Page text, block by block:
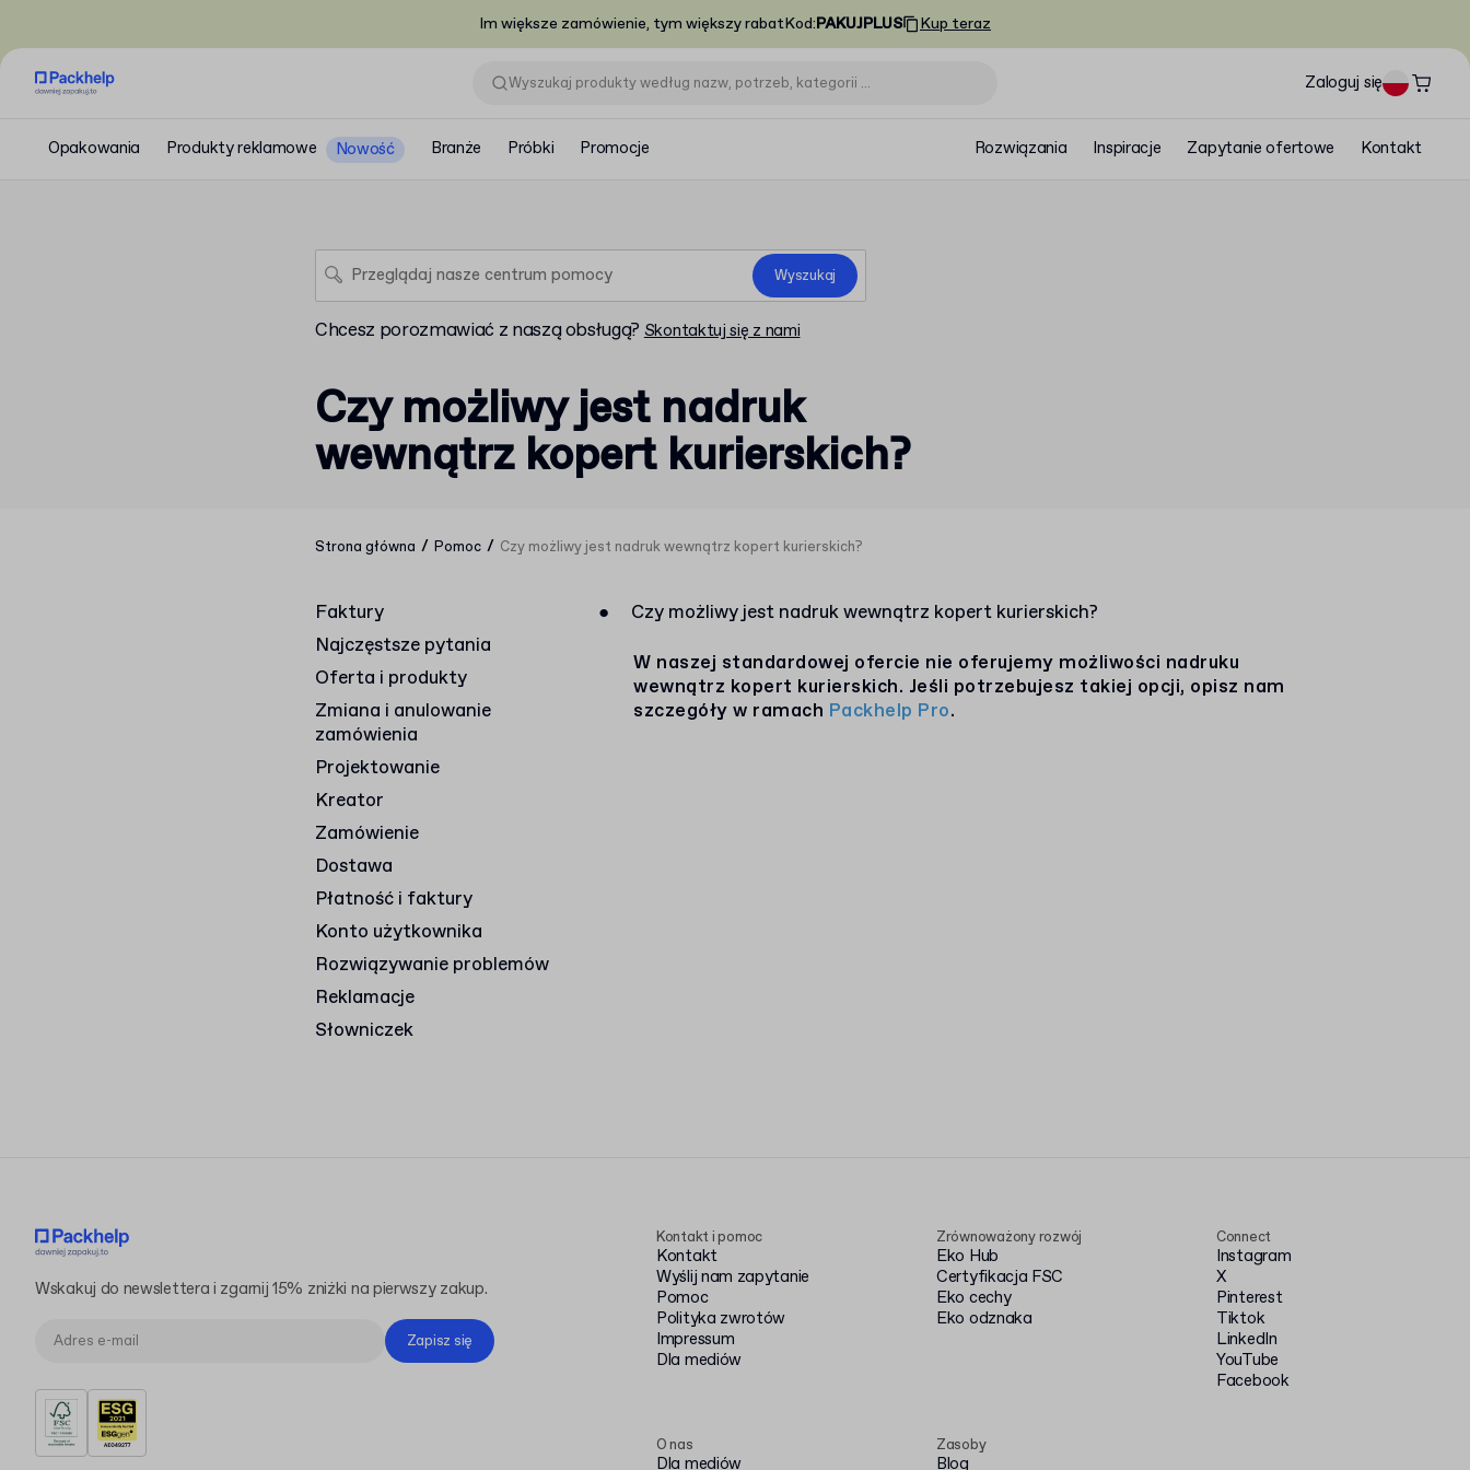
Im większe zamówienie, tym większy rabatKod:PAKUJPLUS Kup teraz
Zaloguj się
Opakowania Produkty reklamowe Nowość Branże Próbki Promocje Rozwiązania Inspiracje Zapytanie ofertowe Kontakt
Wyszukaj
Chcesz porozmawiać z naszą obsługą? Skontaktuj się z nami
Czy możliwy jest nadruk
wewnątrz kopert kurierskich?
Strona główna / Pomoc / Czy możliwy jest nadruk wewnątrz kopert kurierskich?
Faktury
Najczęstsze pytania
Oferta i produkty
Zmiana i anulowanie
zamówienia
Projektowanie
Kreator
Zamówienie
Dostawa
Płatność i faktury
Konto użytkownika
Rozwiązywanie problemów
Reklamacje
Słowniczek
●
Czy możliwy jest nadruk wewnątrz kopert kurierskich?
W naszej standardowej ofercie nie oferujemy możliwości nadruku
wewnątrz kopert kurierskich. Jeśli potrzebujesz takiej opcji, opisz nam
szczegóły w ramach Packhelp Pro.
Kontakt i pomoc
Kontakt
Wyślij nam zapytanie
Pomoc
Polityka zwrotów
Impressum
Dla mediów
O nas
Dla mediów
Zrównoważony rozwój
Eko Hub
Certyfikacja FSC
Eko cechy
Eko odznaka
Zasoby
Blog
Connect
Instagram
X
Pinterest
Tiktok
LinkedIn
YouTube
Facebook
Wskakuj do newslettera i zgarnij 15% zniżki na pierwszy zakup.
Zapisz się